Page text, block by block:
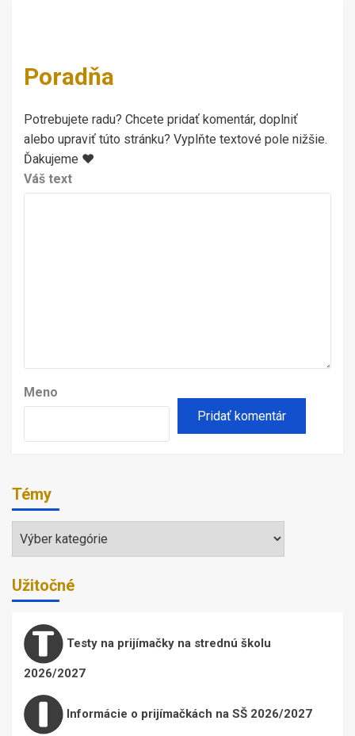
Poradňa
Potrebujete radu? Chcete pridať komentár, doplniť
alebo upraviť túto stránku? Vyplňte textové pole nižšie.
Ďakujeme ♥
Váš text
Meno
Témy
Témy
Užitočné
Testy na prijímačky na strednú školu
2026/2027
Informácie o prijímačkách na SŠ 2026/2027